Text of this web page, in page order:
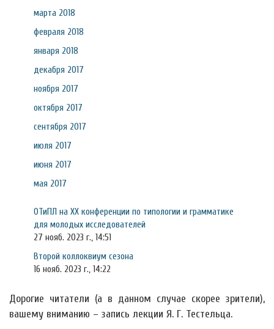
марта 2018
февраля 2018
января 2018
декабря 2017
ноября 2017
октября 2017
сентября 2017
июля 2017
июня 2017
мая 2017
ОТиПЛ на XX конференции по типологии и грамматике
для молодых исследователей
27 нояб. 2023 г., 14:51
Второй коллоквиум сезона
16 нояб. 2023 г., 14:22
Дорогие читатели (а в данном случае скорее зрители),
вашему вниманию – запись лекции Я. Г. Тестельца.